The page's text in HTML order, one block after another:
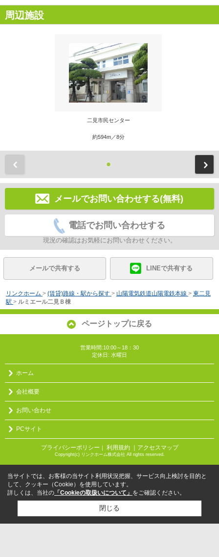
周辺施設
二見市民センター
約594m／8分
メールでお問い合わせする(無料)
電話でお問い合わせする
現況の確認はお気軽にお問い合わせください。
メールで共有する LINEで共有する
リンクホーム > (賃貸)路線・駅から探す > 山陽電気鉄道山陽電鉄本線 > 東二見
駅 > ルミエール二見Ｂ棟
ページトップに戻る
営業時間:10:00～18：30
定休日: 水曜日
ホーム
会社概要
お問い合わせ
PCサイト
プライバシーポリシー 利用規約 ｜アクセスマップ
Copyright(c) リンクホーム株式会社 All rights reserved.
当サイトでは、お客様の当サイト利用状況把握、サービス向上検討を目的と
して、クッキー（Cookie）を使用しています。
詳しくは、当社の 「Cookieの取扱いについて」 をご確認ください。
閉じる